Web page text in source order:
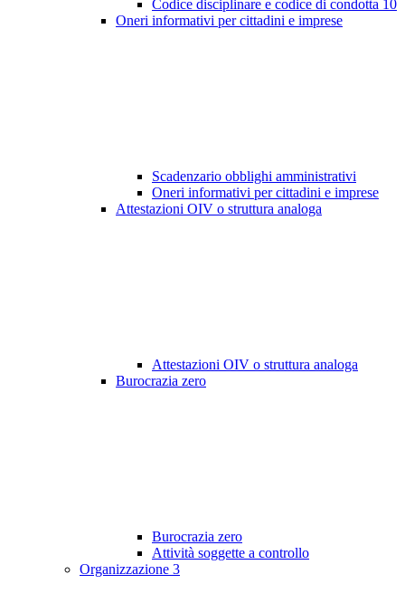
Codice disciplinare e codice di condotta 10
Oneri informativi per cittadini e imprese
Scadenzario obblighi amministrativi
Oneri informativi per cittadini e imprese
Attestazioni OIV o struttura analoga
Attestazioni OIV o struttura analoga
Burocrazia zero
Burocrazia zero
Attività soggette a controllo
Organizzazione 3